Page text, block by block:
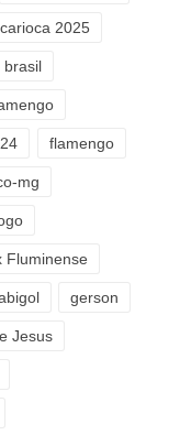
2025
brasil
flamengo
mg
Fluminense
gerson
Jesus